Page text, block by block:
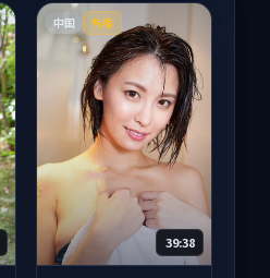
中国 热播
39:38